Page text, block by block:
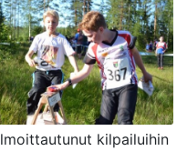
kilpailuihin